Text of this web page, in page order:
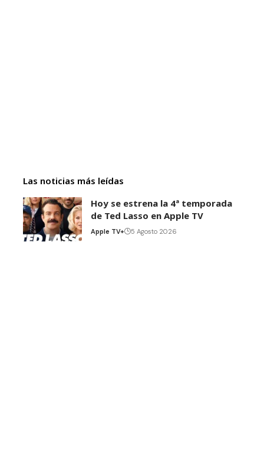
Las noticias más leídas
Hoy se estrena la 4ª temporada
de Ted Lasso en Apple TV
Apple TV+ 5 Agosto 2026